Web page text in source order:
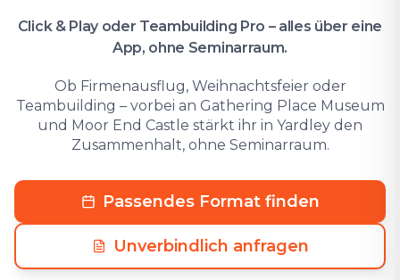
Click & Play oder Teambuilding Pro – alles über eine
App, ohne Seminarraum.
Ob Firmenausflug, Weihnachtsfeier oder
Teambuilding – vorbei an Gathering Place Museum
und Moor End Castle stärkt ihr in Yardley den
Zusammenhalt, ohne Seminarraum.
Passendes Format finden
Unverbindlich anfragen